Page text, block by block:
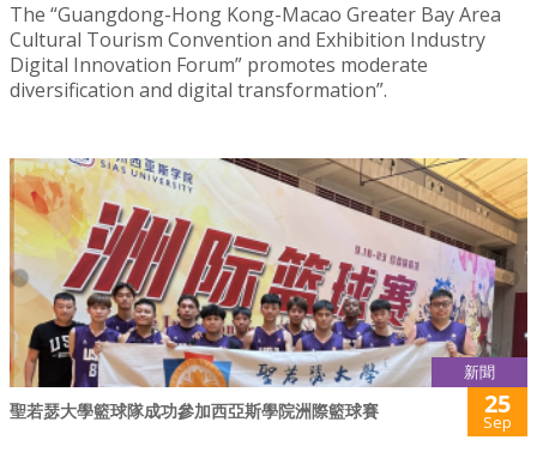
The “Guangdong-Hong Kong-Macao Greater Bay Area
Cultural Tourism Convention and Exhibition Industry
Digital Innovation Forum” promotes moderate
diversification and digital transformation”.
新聞
聖若瑟大學籃球隊成功參加西亞斯學院洲際籃球賽 25
Sep